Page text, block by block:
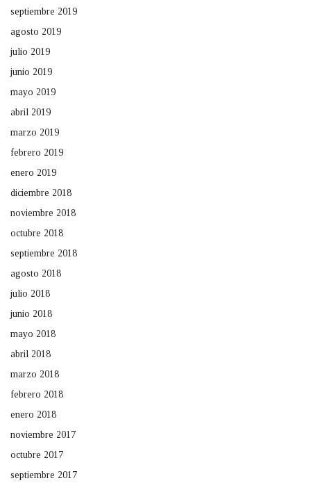
septiembre 2019
agosto 2019
julio 2019
junio 2019
mayo 2019
abril 2019
marzo 2019
febrero 2019
enero 2019
diciembre 2018
noviembre 2018
octubre 2018
septiembre 2018
agosto 2018
julio 2018
junio 2018
mayo 2018
abril 2018
marzo 2018
febrero 2018
enero 2018
noviembre 2017
octubre 2017
septiembre 2017